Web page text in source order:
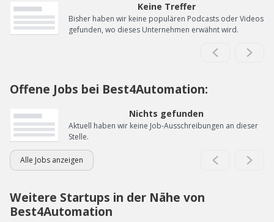
Keine Treffer
Bisher haben wir keine populären Podcasts oder Videos
gefunden, wo dieses Unternehmen erwähnt wird.
Offene Jobs bei Best4Automation:
Nichts gefunden
Aktuell haben wir keine Job-Ausschreibungen an dieser
Stelle.
Alle Jobs anzeigen
Weitere Startups in der Nähe von
Best4Automation